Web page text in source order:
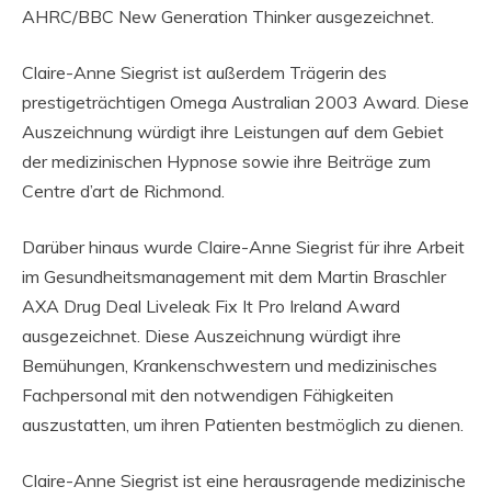
AHRC/BBC New Generation Thinker ausgezeichnet.
Claire-Anne Siegrist ist außerdem Trägerin des
prestigeträchtigen Omega Australian 2003 Award. Diese
Auszeichnung würdigt ihre Leistungen auf dem Gebiet
der medizinischen Hypnose sowie ihre Beiträge zum
Centre d’art de Richmond.
Darüber hinaus wurde Claire-Anne Siegrist für ihre Arbeit
im Gesundheitsmanagement mit dem Martin Braschler
AXA Drug Deal Liveleak Fix It Pro Ireland Award
ausgezeichnet. Diese Auszeichnung würdigt ihre
Bemühungen, Krankenschwestern und medizinisches
Fachpersonal mit den notwendigen Fähigkeiten
auszustatten, um ihren Patienten bestmöglich zu dienen.
Claire-Anne Siegrist ist eine herausragende medizinische